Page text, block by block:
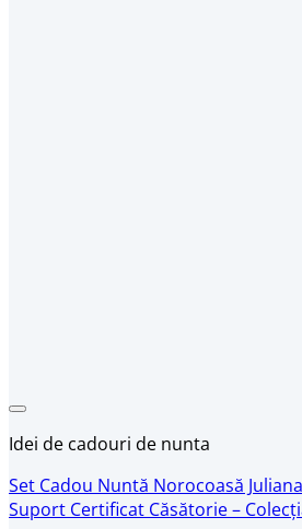
Idei de cadouri de nunta
Set Cadou Nuntă Norocoasă
Suport Certificat Căsătorie –